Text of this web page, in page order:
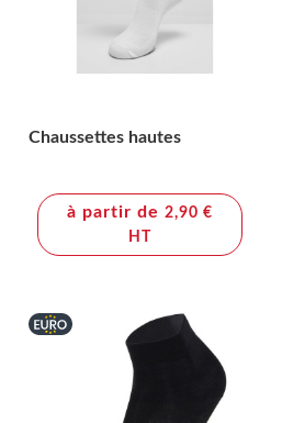
Chaussettes hautes
à partir de2,90 €
HT